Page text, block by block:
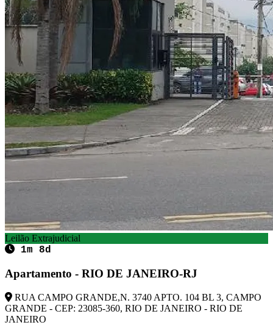
Leilão Extrajudicial
1m 8d
Apartamento - RIO DE JANEIRO-RJ
RUA CAMPO GRANDE,N. 3740 APTO. 104 BL 3, CAMPO
GRANDE - CEP: 23085-360, RIO DE JANEIRO - RIO DE
JANEIRO